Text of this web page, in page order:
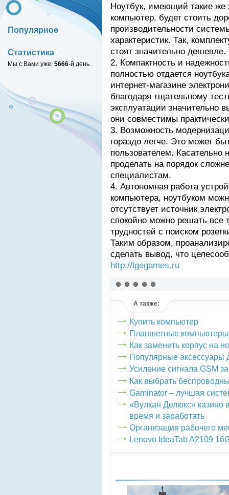
Ноутбук, имеющий такие же
компьютер, будет стоить
производительности
характеристик. Так,
стоят значительно дешевле.
2. Компактность и
полностью отдается
интернет-магазине
благодаря тщательному
эксплуатации значительно
они совместимы
3. Возможность
гораздо легче. Это может
пользователем. Касательно
проделать на порядок
специалистам.
4. Автономная работа
компьютера, ноутбуком
отсутствует источник
спокойно можно решать все
трудностей с поиском
Таким образом,
сделать вывод, что
http://lgegames.ru
А также:
Купить компьютер
Планшетные компьютеры
Как заменить корпус на
Популярные аксессуары
Усиление сигнала GSM
Как выбрать
Gaminator – лучшая
«Вулкан Делюкс» казино
время и заработать
Организация рабочего
Lenovo IdeaTab A2109
Популярное
Статистика
Мы с Вами уже: 5666-й день.